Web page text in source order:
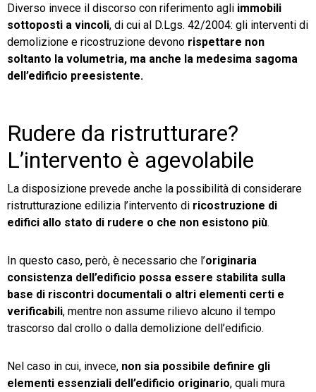
Diverso invece il discorso con riferimento agli immobili
sottoposti a vincoli, di cui al D.Lgs. 42/2004: gli interventi di
demolizione e ricostruzione devono rispettare non
soltanto la volumetria, ma anche la medesima sagoma
dell’edificio preesistente.
Rudere da ristrutturare?
L’intervento è agevolabile
La disposizione prevede anche la possibilità di considerare
ristrutturazione edilizia l’intervento di ricostruzione di
edifici allo stato di rudere o che non esistono più.
In questo caso, però, è necessario che l’originaria
consistenza dell’edificio possa essere stabilita sulla
base di riscontri documentali o altri elementi certi e
verificabili, mentre non assume rilievo alcuno il tempo
trascorso dal crollo o dalla demolizione dell’edificio.
Nel caso in cui, invece, non sia possibile definire gli
elementi essenziali dell’edificio originario, quali mura